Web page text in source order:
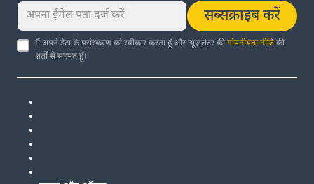
सब्सक्राइब करें
मैं अपने डेटा के प्रसंस्करण को स्वीकार करता हूँ और न्यूज़लेटर कीगोपनीयता नीतिकी
शर्तों से सहमत हूँ।